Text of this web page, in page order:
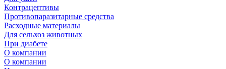
Контрацептивы
Противопаразитарные средства
Расходные материалы
Для сельхоз животных
При диабете
О компании
О компании